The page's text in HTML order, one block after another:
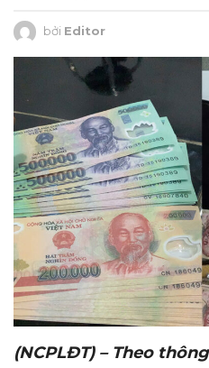
bởi Editor
(NCPLĐT) – Theo